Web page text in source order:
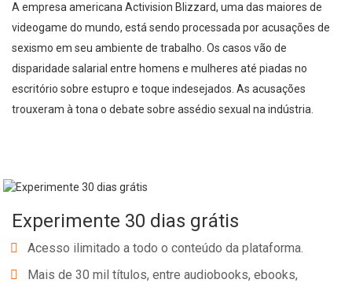
A empresa americana Activision Blizzard, uma das maiores de
videogame do mundo, está sendo processada por acusações de
sexismo em seu ambiente de trabalho. Os casos vão de
disparidade salarial entre homens e mulheres até piadas no
escritório sobre estupro e toque indesejados. As acusações
trouxeram à tona o debate sobre assédio sexual na indústria.
Experimente 30 dias grátis
Acesso ilimitado a todo o conteúdo da plataforma.
Mais de 30 mil títulos, entre audiobooks, ebooks,